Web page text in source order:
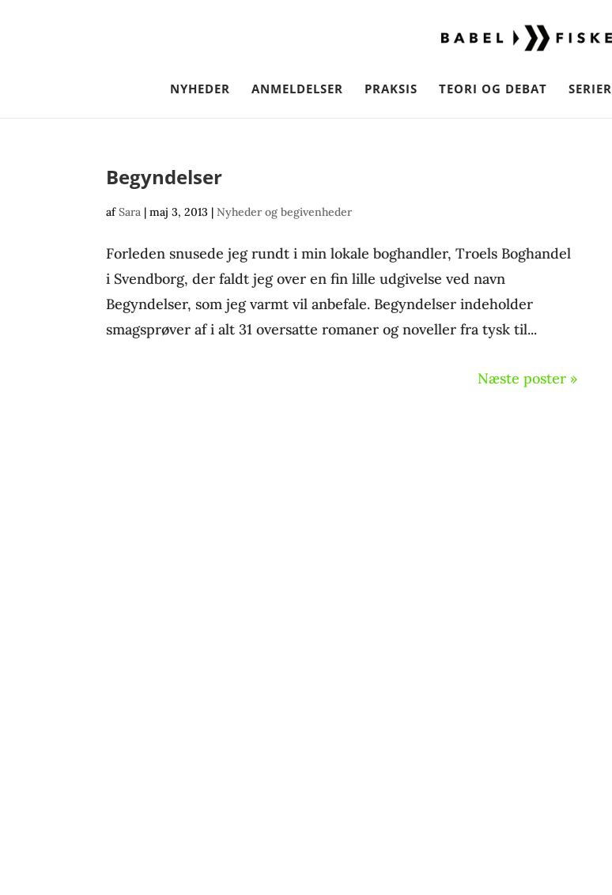
NYHEDER ANMELDELSER PRAKSIS TEORI OG DEBAT SERIER
Begyndelser
afSara |maj 3, 2013 |Nyheder og begivenheder
Forleden snusede jeg rundt i min lokale boghandler, Troels Boghandel
i Svendborg, der faldt jeg over en fin lille udgivelse ved navn
Begyndelser, som jeg varmt vil anbefale. Begyndelser indeholder
smagsprøver af i alt 31 oversatte romaner og noveller fra tysk til...
Næste poster »